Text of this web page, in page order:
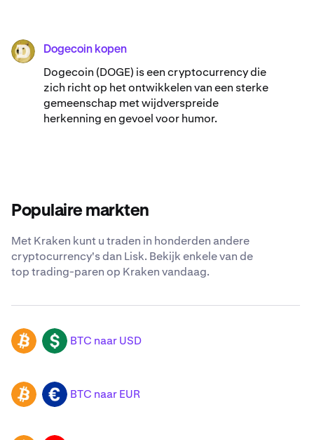
DOGE Dogecoin kopen
Dogecoin (DOGE) is een cryptocurrency die
zich richt op het ontwikkelen van een sterke
gemeenschap met wijdverspreide
herkenning en gevoel voor humor.
Populaire markten
Met Kraken kunt u traden in honderden andere
cryptocurrency's dan Lisk. Bekijk enkele van de
top trading-paren op Kraken vandaag.
BTC USD BTC naar USD
BTC EUR BTC naar EUR